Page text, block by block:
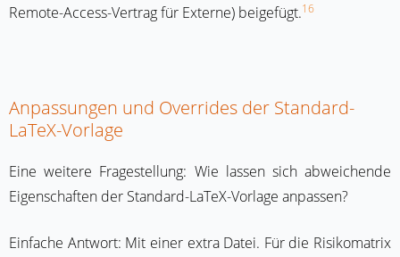
Remote-Access-Vertrag für Externe) beigefügt.16
Anpassungen und Overrides der Standard-
LaTeX-Vorlage
Eine weitere Fragestellung: Wie lassen sich abweichende
Eigenschaften der Standard-LaTeX-Vorlage anpassen?
Einfache Antwort: Mit einer extra Datei. Für die Risikomatrix